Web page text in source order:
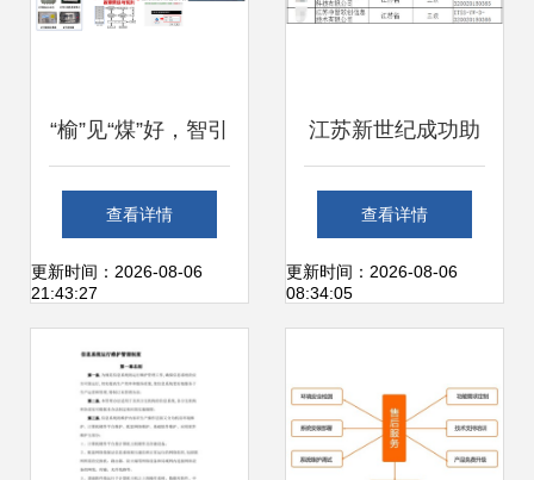
“榆”见“煤”好，智引
未来 中国煤科常州
研究院亮相第十八
查看详情
更新时间：2026-08-06
21:43:27
江苏新世纪成功助
力四家企业通过
ITSS运维能力成熟
查看详情
更新时间：2026-08-06
08:34:05